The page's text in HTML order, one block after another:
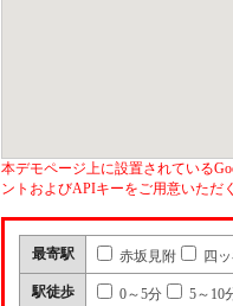
本デモページ上に設置されている
ントおよびAPIキーをご用意いただ
最寄駅 赤坂見附 四
駅徒歩 0～5分 5～10